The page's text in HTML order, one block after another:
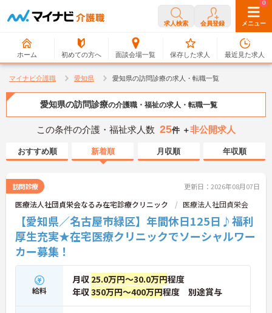
求人検索 会員登録 メニュー
ホーム 初めての方へ 面談会場一覧
0
保存した求人
0
最近見た求人
マイナビ介護職 愛知県 愛知県の訪問診療の求人・転職一覧
愛知県の訪問診療の介護職・福祉の求人・転職一覧
この条件の介護・福祉求人数 25件 ＋非公開求人
おすすめ順 新着順 月収順 年収順
訪問診療 更新日：2026年08月07日
医療法人社団貞栄会なるみ在宅診療クリニック 医療法人社団貞栄会
【愛知県／名古屋市緑区】年間休日125日♪福利
厚生充実★在宅医療クリニックでソーシャルワー
カー募集！
給料
月収 25.0万円～30.0万円程度
年収350万円～400万円程度 別途賞与